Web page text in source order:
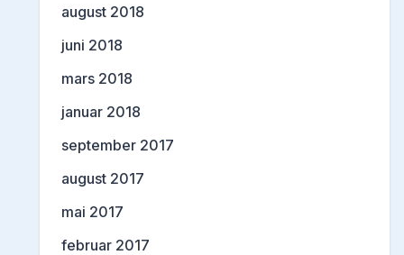
august 2018
juni 2018
mars 2018
januar 2018
september 2017
august 2017
mai 2017
februar 2017